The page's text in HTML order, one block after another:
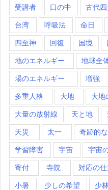
受講者 口の中 古代
台湾 呼吸法 命日
四至神 回復 国境
地のエネルギー 地球全
場のエネルギー 増強
多重人格 大地 大地
大量の放射線 天と地
天災 太一 奇跡的
学習障害 宇宙 宇宙
寄付 寺院 対応の
小暑 少しの希望 少